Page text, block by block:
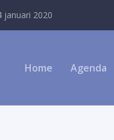
januari 2020
Home Agenda